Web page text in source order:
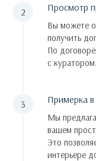
Просмотр
Вы можете
получить
По
с куратором.
Примерка в
Мы
вашем
Это
интерьере